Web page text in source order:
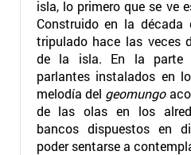
isla, lo primero que se ve
Construido en la
tripulado hace las veces
de la isla. En la parte
parlantes instalados en
melodía del geomungo
de las olas en los
bancos dispuestos en
poder sentarse a